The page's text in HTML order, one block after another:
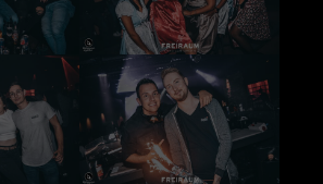
sit amet, consectetuer